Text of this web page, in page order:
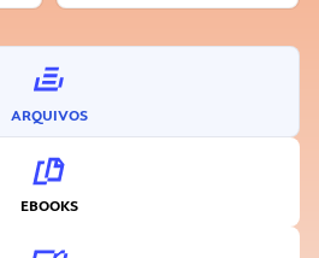
ARQUIVOS
EBOOKS